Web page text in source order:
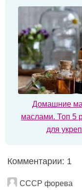
Домашние
маслами. Топ 5
для
Комментарии: 1
СССР форева